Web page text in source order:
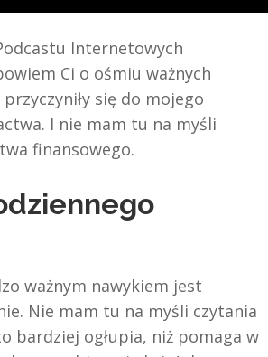
Internetowych
Ci o ośmiu ważnych
się do mojego
I nie mam tu na myśli
finansowego.
ważnym nawykiem jest
Nie mam tu na myśli czytania
bardziej ogłupia, niż pomaga w